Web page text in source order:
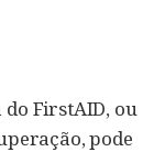
FirstAID, ou
pode